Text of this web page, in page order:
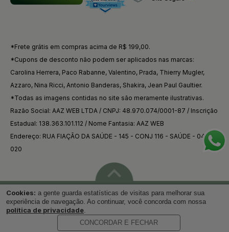
*Frete grátis em compras acima de R$ 199,00.
*Cupons de desconto não podem ser aplicados nas marcas:
Carolina Herrera, Paco Rabanne, Valentino, Prada, Thierry Mugler,
Azzaro, Nina Ricci, Antonio Banderas, Shakira, Jean Paul Gaultier.
*Todas as imagens contidas no site são meramente ilustrativas.
Razão Social: AAZ WEB LTDA / CNPJ: 48.970.074/0001-87 / Inscrição
Estadual: 138.363.101.112 / Nome Fantasia: AAZ WEB
Endereço: RUA FIAÇÃO DA SAÚDE - 145 - CONJ 116 - SAÚDE - 04144-
020
Voltar ao topo
Desenvolvido por
Cookies: a gente guarda estatísticas de visitas para melhorar sua
experiência de navegação. Ao continuar, você concorda com nossa
política de privacidade.
CONCORDAR E FECHAR